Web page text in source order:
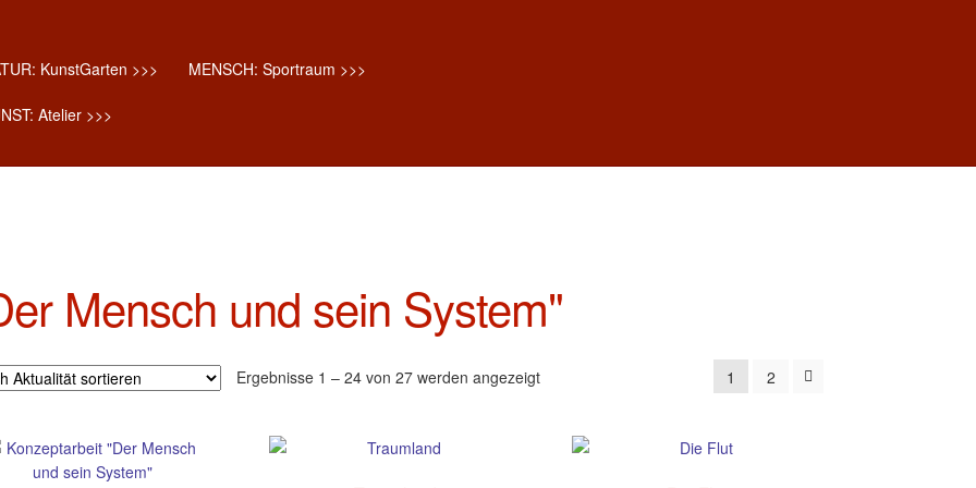
KunstGarten >>> MENSCH: Sportraum >>>
Atelier >>>
Mensch und sein System"
Ergebnisse 1 – 24 von 27 werden angezeigtNach
1 2